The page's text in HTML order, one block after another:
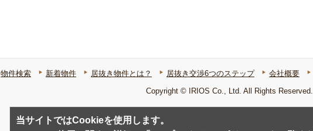
物件検索 新着物件 居抜き物件とは？ 居抜き交渉6つのステップ 会社概要
Copyright © IRIOS Co., Ltd. All Rights Reserved.
当サイトではCookieを使用します。